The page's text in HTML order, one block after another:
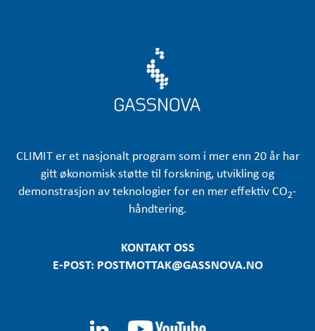
CLIMIT er et nasjonalt program som i mer enn 20 år har
gitt økonomisk støtte til forskning, utvikling og
demonstrasjon av teknologier for en mer effektiv CO2-
håndtering.
KONTAKT OSS
E-POST: POSTMOTTAK@GASSNOVA.NO